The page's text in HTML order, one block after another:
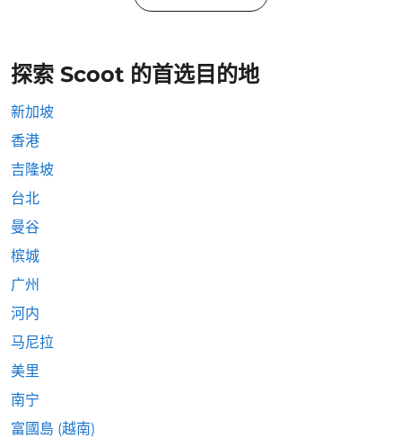
探索 Scoot 的首选目的地
新加坡
香港
吉隆坡
台北
曼谷
槟城
广州
河内
马尼拉
美里
南宁
富國島 (越南)